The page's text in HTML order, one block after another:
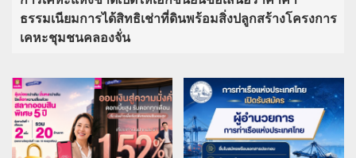
ธรรมเนียมการได้สิทธิเช่าที่ดินพร้อมสิ่งปลูกสร้างโครงการ
เคหะชุมชนคลองจั่น